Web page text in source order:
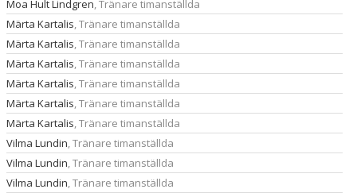
Moa Hult Lindgren, Tränare timanställda
Märta Kartalis, Tränare timanställda
Märta Kartalis, Tränare timanställda
Märta Kartalis, Tränare timanställda
Märta Kartalis, Tränare timanställda
Märta Kartalis, Tränare timanställda
Märta Kartalis, Tränare timanställda
Vilma Lundin, Tränare timanställda
Vilma Lundin, Tränare timanställda
Vilma Lundin, Tränare timanställda